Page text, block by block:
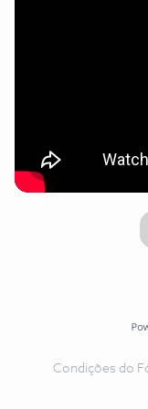
Condições do